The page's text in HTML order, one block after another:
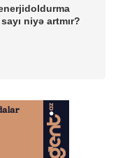
niyə artmır?